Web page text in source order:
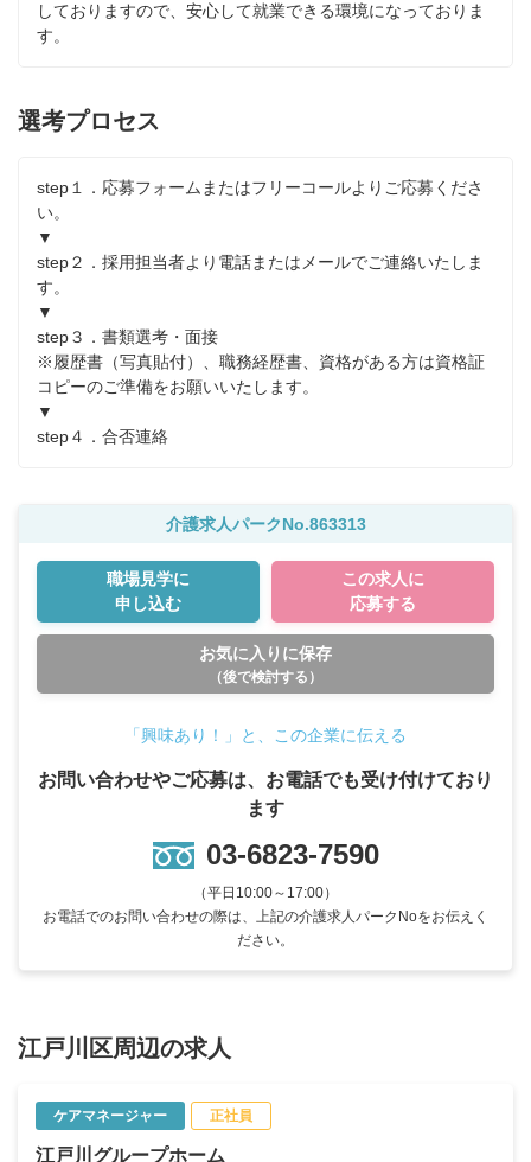
しておりますので、安心して就業できる環境になっておりま
す。
選考プロセス
step１．応募フォームまたはフリーコールよりご応募くださ
い。
▼
step２．採用担当者より電話またはメールでご連絡いたしま
す。
▼
step３．書類選考・面接
※履歴書（写真貼付）、職務経歴書、資格がある方は資格証
コピーのご準備をお願いいたします。
▼
step４．合否連絡
介護求人パークNo.863313
職場見学に
申し込む
この求人に
応募する
お気に入りに保存
（後で検討する）
「興味あり！」と、この企業に伝える
お問い合わせやご応募は、お電話でも受け付けており
ます
03-6823-7590
（平日10:00～17:00）
お電話でのお問い合わせの際は、上記の介護求人パークNoをお伝えく
ださい。
江戸川区周辺の求人
ケアマネージャー 正社員
江戸川グループホーム